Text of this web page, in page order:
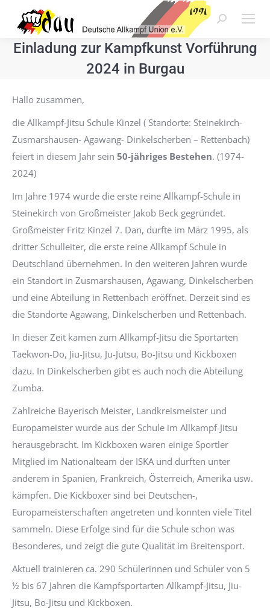
Search:
Einladung zur Kampfkunst Vorführung
2024 in Burgau
Hallo zusammen,
die Allkampf-Jitsu Schule Kinzel ( Standorte: Steinekirch-
Zusmarshausen- Agawang- Dinkelscherben – Rettenbach)
feiert in diesem Jahr sein 50-jähriges Bestehen. (1974-
2024)
Im Jahre 1974 wurde die erste reine Allkampf-Schule in
Steinekirch von Großmeister Jakob Beck gegründet.
Großmeister Fritz Kinzel 7. Dan, durfte im März 1995, als
dritter Schulleiter, die erste reine Allkampf Schule in
Deutschland übernehmen. In den weiteren Jahren wurde
ein Standort in Zusmarshausen, Agawang, Dinkelscherben
und eine Abteilung in Rettenbach eröffnet. Derzeit sind es
die Standorte Agawang, Dinkelscherben und Rettenbach.
In dieser Zeit kamen zum Allkampf-Jitsu die Sportarten
Taekwon-Do, Jiu-Jitsu, Ju-Jutsu, Bo-Jitsu und Kickboxen
dazu. In Dinkelscherben gibt es auch noch die Abteilung
Zumba.
Zahlreiche Bayerisch Meister, Landkreismeister und
Europameister wurde aus der Schule im Allkampf-Jitsu
herausgebracht. Im Kickboxen waren einige Sportler
Mitglied im Nationalteam der ISKA und durften unter
anderem in Spanien, Frankreich, Österreich, Amerika usw.
kämpfen. Die Kickboxer sind bei Deutschen-,
Europameisterschaften angetreten und konnten viele Titel
sammeln. Diese Erfolge sind für die Schule schon was
Besonderes, und zeigt die gute Qualität im Breitensport.
Aktuell trainieren ca. 290 Schülerinnen und Schüler von 5
½ bis 67 Jahren die Kampfsportarten Allkampf-Jitsu, Jiu-
Jitsu, Bo-Jitsu und Kickboxen.